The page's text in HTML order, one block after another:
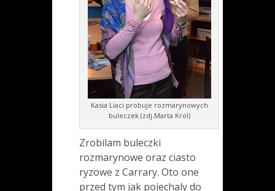
Kasia Liaci probuje rozmarynowych
buleczek (zdj.Marta Krol)
Zrobilam buleczki
rozmarynowe oraz ciasto
ryzowe z Carrary. Oto one
przed tym jak pojechaly do